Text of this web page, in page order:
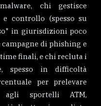
chi gestisce
controllo (spesso su
in giurisdizioni poco
di phishing e
finali, e chi recluta i
spesso in difficoltà
per prelevare
sportelli ATM,